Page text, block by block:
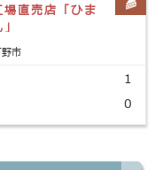
直売店「ひま
市
1
0